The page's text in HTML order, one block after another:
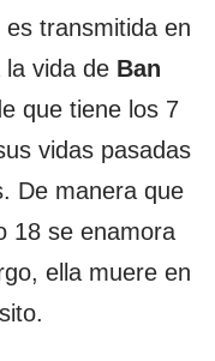
transmitida en
la vida de Ban
que tiene los 7
vidas pasadas
De manera que
18 se enamora
ella muere en